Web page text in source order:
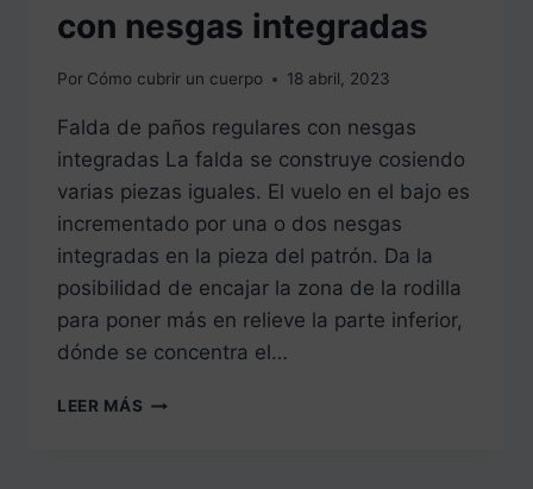
con nesgas integradas
Por Cómo cubrir un cuerpo 18 abril, 2023
Falda de paños regulares con nesgas
integradas La falda se construye cosiendo
varias piezas iguales. El vuelo en el bajo es
incrementado por una o dos nesgas
integradas en la pieza del patrón. Da la
posibilidad de encajar la zona de la rodilla
para poner más en relieve la parte inferior,
dónde se concentra el…
LEER MÁS FALDA